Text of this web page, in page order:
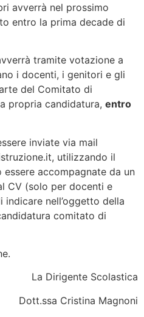
avverrà nel prossimo
entro la prima decade di
tramite votazione a
i docenti, i genitori e gli
del Comitato di
propria candidatura, entro
inviate via mail
utilizzando il
accompagnate da un
CV (solo per docenti e
nell’oggetto della
comitato di
La Dirigente Scolastica
Dott.ssa Cristina Magnoni